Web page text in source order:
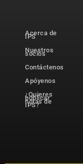
Acerca de
IPS
Nuestros
socios
Contáctenos
Apóyenos
¿Quieres
publicar
notas de
IPS?